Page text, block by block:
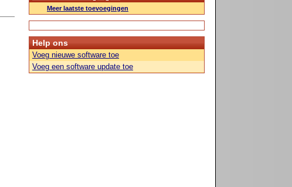
Meer laatste toevoegingen
Help ons
Voeg nieuwe software toe
Voeg een software update toe